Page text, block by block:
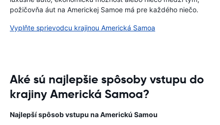
požičovňa áut na Americkej Samoe má pre každého niečo.
Vyplňte sprievodcu krajinou Americká Samoa
Aké sú najlepšie spôsoby vstupu do
krajiny Americká Samoa?
Najlepší spôsob vstupu na Americkú Samou